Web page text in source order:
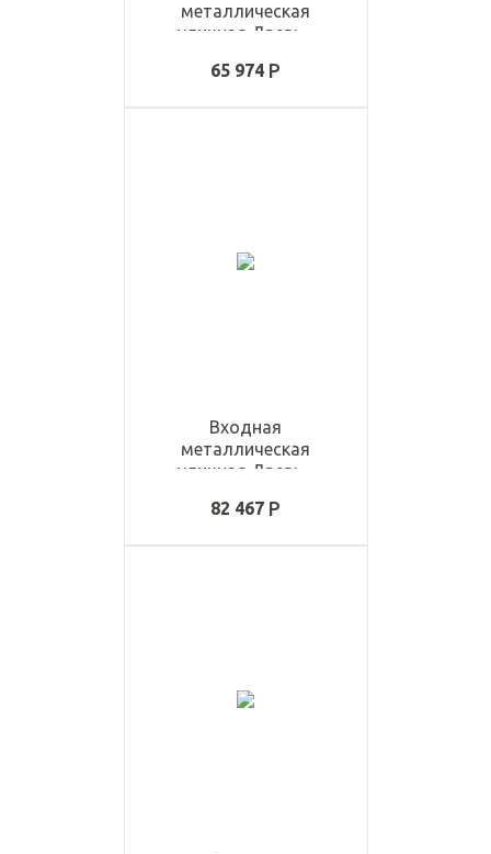
металлическая
уличная Дверь -
65 974
Входная
металлическая
уличная Дверь -
82 467